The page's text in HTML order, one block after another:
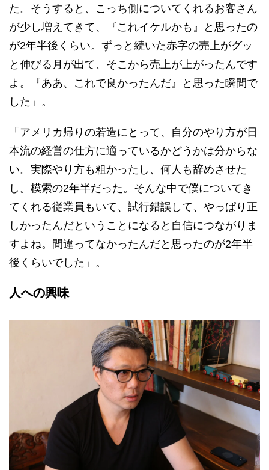
た。そうすると、こっち側についてくれるお客さん
が少し増えてきて、『これイケルかも』と思ったの
が2年半後くらい。ずっと続いた赤字の売上がグッ
と伸びる月が出て、そこから売上が上がったんです
よ。『ああ、これで良かったんだ』と思った瞬間で
した」。
「アメリカ帰りの若造にとって、自分のやり方が日
本流の経営の仕方に適っているかどうかは分からな
い。実際やり方も粗かったし、何人も辞めさせた
し。模索の2年半だった。そんな中で僕についてき
てくれる従業員もいて、試行錯誤して、やっぱり正
しかったんだということになると自信につながりま
すよね。間違ってなかったんだと思ったのが2年半
後くらいでした」。
人への興味